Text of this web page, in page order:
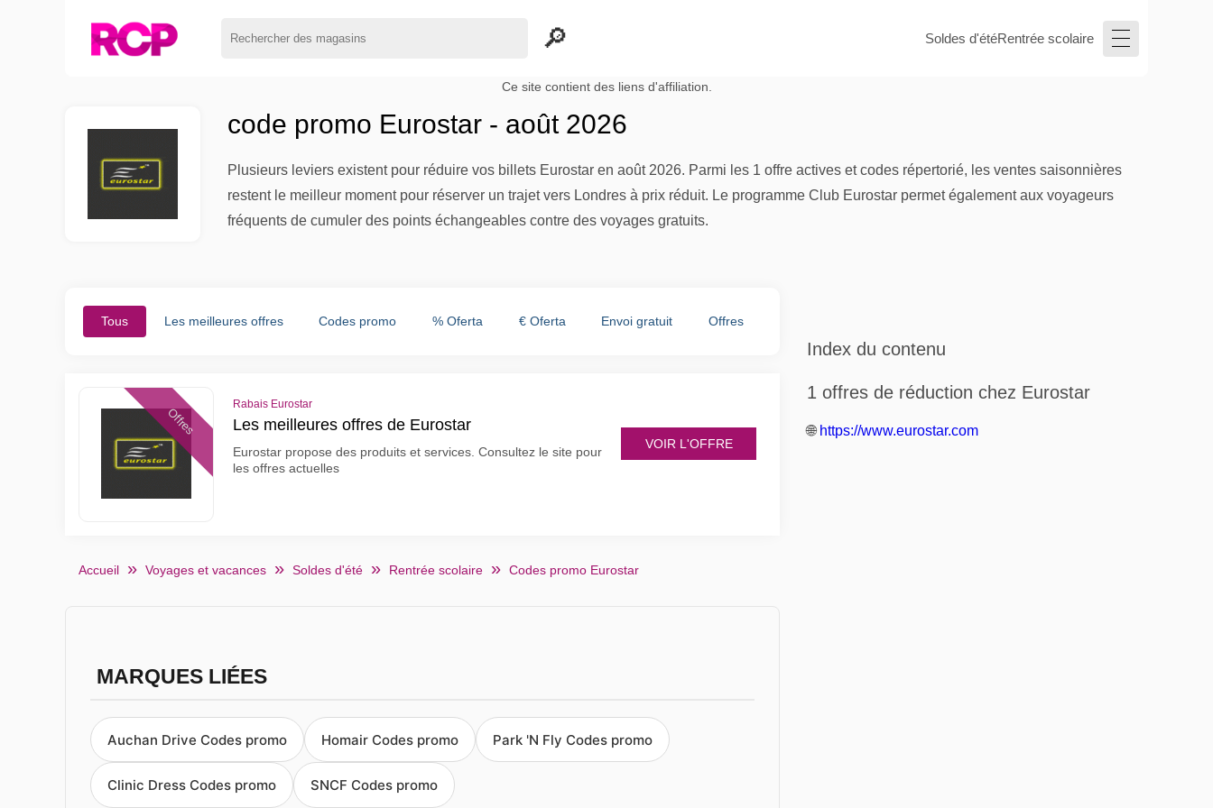
Soldes d'étéRentrée scolaire
Ce site contient des liens d'affiliation.
code promo Eurostar - août 2026
Plusieurs leviers existent pour réduire vos billets Eurostar en août 2026. Parmi les 1 offre actives et codes répertorié, les ventes saisonnières
restent le meilleur moment pour réserver un trajet vers Londres à prix réduit. Le programme Club Eurostar permet également aux voyageurs
fréquents de cumuler des points échangeables contre des voyages gratuits.
Tous Les meilleures offres Codes promo % Oferta € Oferta Envoi gratuit Offres
Offres
Rabais Eurostar
Les meilleures offres de Eurostar
Eurostar propose des produits et services. Consultez le site pour
les offres actuelles
VOIR L'OFFRE
Accueil Voyages et vacances Soldes d'été Rentrée scolaire Codes promo Eurostar
MARQUES LIÉES
Auchan Drive Codes promo Homair Codes promo Park 'N Fly Codes promo
Clinic Dress Codes promo SNCF Codes promo
Index du contenu
1 offres de réduction chez Eurostar
🌐 https://www.eurostar.com